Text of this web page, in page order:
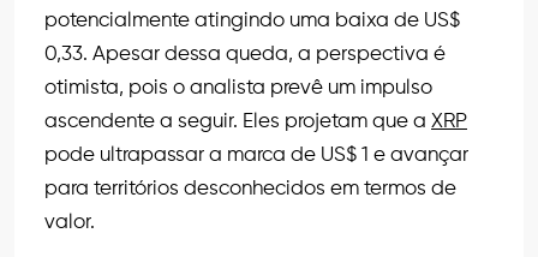
potencialmente atingindo uma baixa de US$
0,33. Apesar dessa queda, a perspectiva é
otimista, pois o analista prevê um impulso
ascendente a seguir. Eles projetam que a XRP
pode ultrapassar a marca de US$ 1 e avançar
para territórios desconhecidos em termos de
valor.